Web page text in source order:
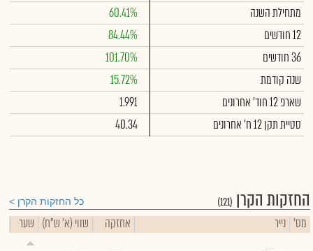
מתחילת השנה
60.41%
12 חודשים
84.44%
36 חודשים
101.70%
שנה קודמת
15.72%
שארפ 12 חוד' אחרונים
1.991
סטיית תקן 12 ח' אחרונים
40.34
החזקות הקרן (121) כל החזקות הקרן
מס' נייר אחזקה שווי (א' ש"ח) שער